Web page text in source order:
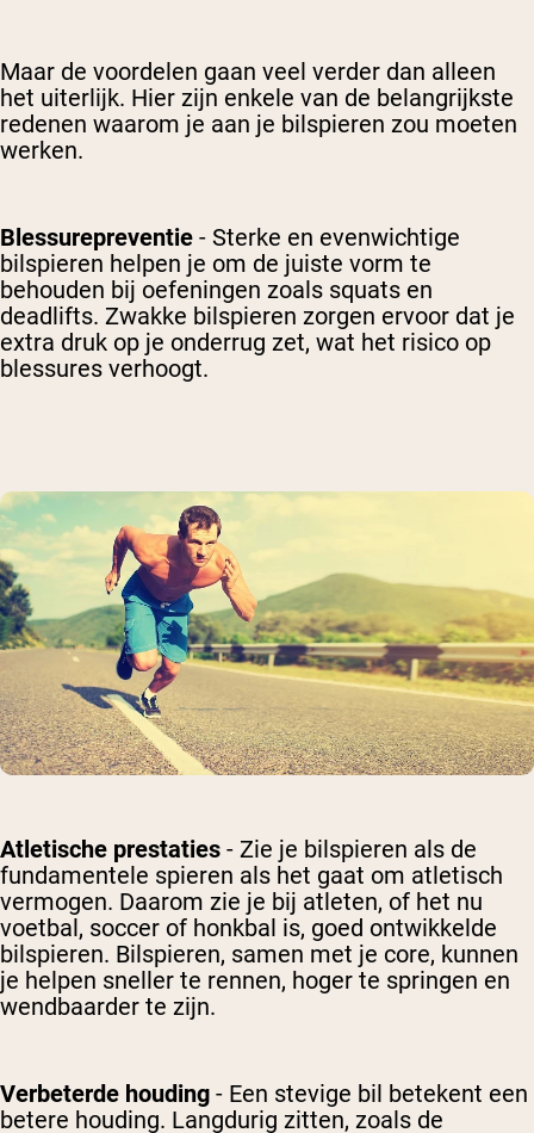
Maar de voordelen gaan veel verder dan alleen
het uiterlijk. Hier zijn enkele van de belangrijkste
redenen waarom je aan je bilspieren zou moeten
werken.
Blessurepreventie - Sterke en evenwichtige
bilspieren helpen je om de juiste vorm te
behouden bij oefeningen zoals squats en
deadlifts. Zwakke bilspieren zorgen ervoor dat je
extra druk op je onderrug zet, wat het risico op
blessures verhoogt.
Atletische prestaties - Zie je bilspieren als de
fundamentele spieren als het gaat om atletisch
vermogen. Daarom zie je bij atleten, of het nu
voetbal, soccer of honkbal is, goed ontwikkelde
bilspieren. Bilspieren, samen met je core, kunnen
je helpen sneller te rennen, hoger te springen en
wendbaarder te zijn.
Verbeterde houding - Een stevige bil betekent een
betere houding. Langdurig zitten, zoals de